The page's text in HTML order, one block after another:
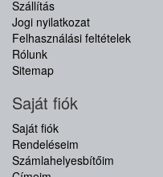
Szállítás
Jogi nyilatkozat
Felhasználási feltételek
Rólunk
Sitemap
Saját fiók
Saját fiók
Rendeléseim
Számlahelyesbítőim